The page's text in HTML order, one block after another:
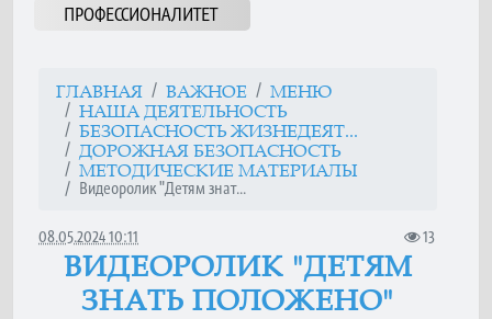
ПРОФЕССИОНАЛИТЕТ
ГЛАВНАЯ ВАЖНОЕ
МЕНЮ
НАША ДЕЯТЕЛЬНОСТЬ
БЕЗОПАСНОСТЬ ЖИЗНЕДЕЯТ...
ДОРОЖНАЯ БЕЗОПАСНОСТЬ
МЕТОДИЧЕСКИЕ МАТЕРИАЛЫ
Видеоролик "Детям знат...
08.05.2024 10:11 13
ВИДЕОРОЛИК "ДЕТЯМ
ЗНАТЬ ПОЛОЖЕНО"